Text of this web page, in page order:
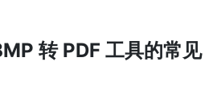
文档转 PDF 工具的常见